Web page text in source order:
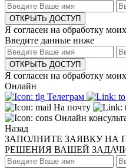
ОТКРЫТЬ ДОСТУП
Я согласен на обработку
Введите данные ниже
ОТКРЫТЬ ДОСТУП
Я согласен на обработку
Онлайн
Телеграм
На почту
Онлайн
Назад
ЗАПОЛНИТЕ ЗАЯВКУ НА
РЕШЕНИЯ ВАШЕЙ